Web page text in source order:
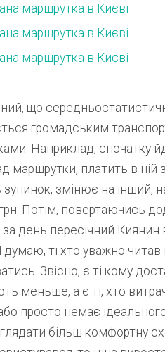
що
громадським
Наприклад, спочатку
маршрутки, платить в ній
зупинок, змінює на інший,
Потім, повертаючись
за день пересічний Киянин
думаю, ті хто уважно
Звісно, є ті кому
меньше, а є ті, хто
просто немає
більш комфортну